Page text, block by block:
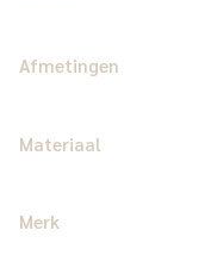
Afmetingen
Materiaal
Merk